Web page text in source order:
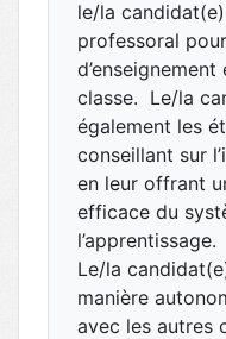
le/la
professoral
classe. Le/la
également les
conseillant sur
en leur offrant
efficace du
l’apprentissage.
Le/la
manière
avec les autres